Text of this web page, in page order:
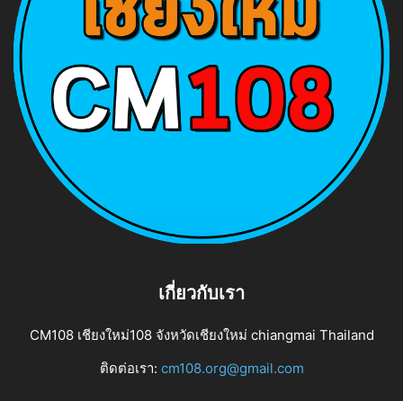
เกี่ยวกับเรา
CM108 เชียงใหม่108 จังหวัดเชียงใหม่ chiangmai Thailand
ติดต่อเรา: cm108.org@gmail.com